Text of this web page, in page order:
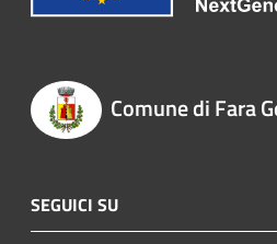
Comune di Fara
SEGUICI SU